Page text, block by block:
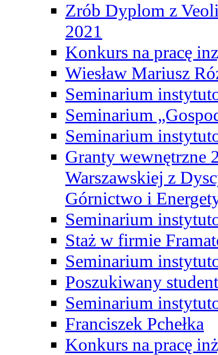
Zrób Dyplom z
2021
Konkurs na pracę
Wiesław Mariusz
Seminarium
Seminarium
Seminarium
Granty wewnętrzne
Warszawskiej z
Górnictwo i
Seminarium
Staż w firmie
Seminarium
Poszukiwany
Seminarium
Franciszek Pchełka
Konkurs na pracę